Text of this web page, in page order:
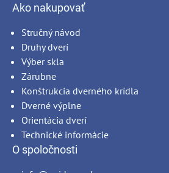
Ako nakupovať
Stručný návod
Druhy dverí
Výber skla
Zárubne
Konštrukcia dverného krídla
Dverné výplne
Orientácia dverí
Technické informácie
O spoločnosti